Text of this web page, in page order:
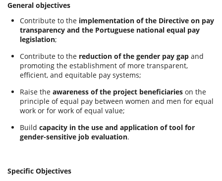
General objectives
Contribute to the implementation of the Directive on pay
transparency and the Portuguese national equal pay
legislation;
Contribute to the reduction of the gender pay gap and
promoting the establishment of more transparent,
efficient, and equitable pay systems;
Raise the awareness of the project beneficiaries on the
principle of equal pay between women and men for equal
work or for work of equal value;
Build capacity in the use and application of tool for
gender-sensitive job evaluation.
Specific Objectives